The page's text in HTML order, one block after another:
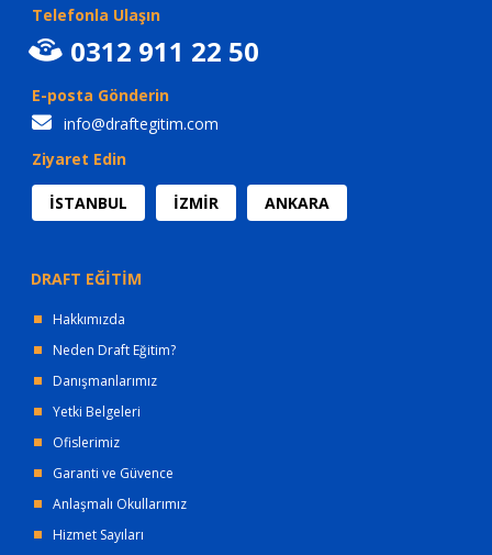
Telefonla Ulaşın
0312 911 22 50
E-posta Gönderin
info@draftegitim.com
Ziyaret Edin
İSTANBUL İZMİR ANKARA
DRAFT EĞİTİM
Hakkımızda
Neden Draft Eğitim?
Danışmanlarımız
Yetki Belgeleri
Ofislerimiz
Garanti ve Güvence
Anlaşmalı Okullarımız
Hizmet Sayıları